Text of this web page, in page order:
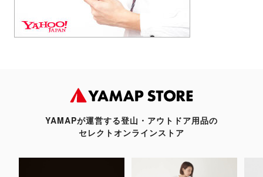
YAMAPが運営する登山・アウトドア用品の
セレクトオンラインストア